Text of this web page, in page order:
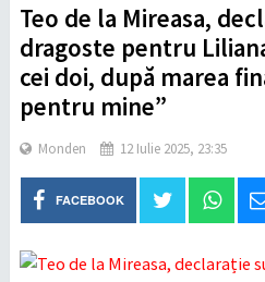
Teo de la Mireasa,
dragoste pentru
cei doi, după marea
pentru mine”
Monden 12 Iulie 2025, 23:35
FACEBOOK